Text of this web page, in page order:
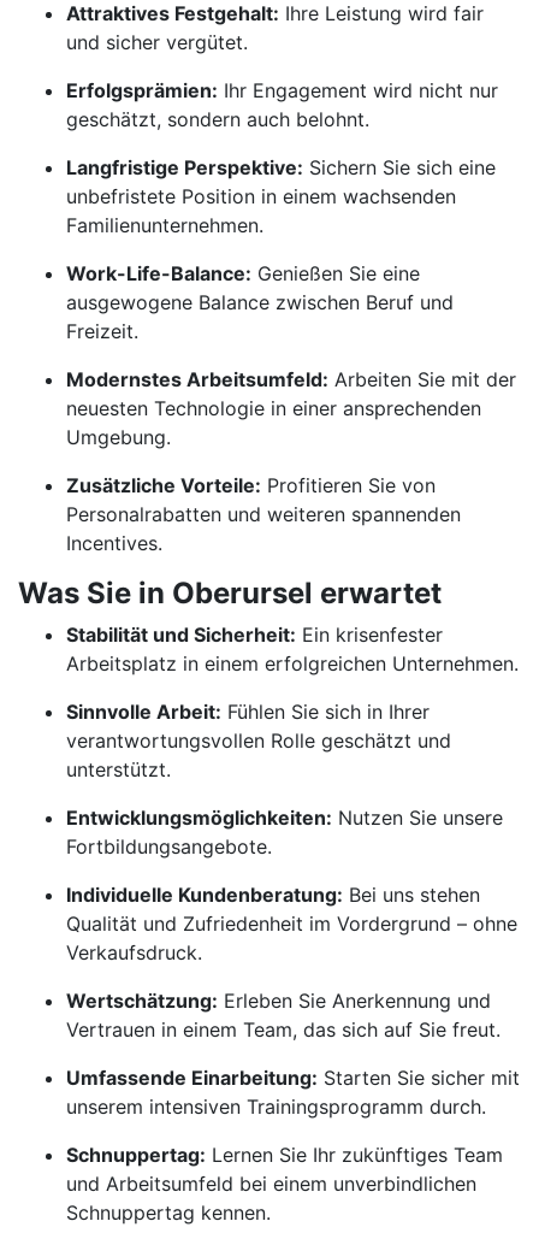
Attraktives Festgehalt: Ihre Leistung wird fair
und sicher vergütet.
Erfolgsprämien: Ihr Engagement wird nicht nur
geschätzt, sondern auch belohnt.
Langfristige Perspektive: Sichern Sie sich eine
unbefristete Position in einem wachsenden
Familienunternehmen.
Work-Life-Balance: Genießen Sie eine
ausgewogene Balance zwischen Beruf und
Freizeit.
Modernstes Arbeitsumfeld: Arbeiten Sie mit der
neuesten Technologie in einer ansprechenden
Umgebung.
Zusätzliche Vorteile: Profitieren Sie von
Personalrabatten und weiteren spannenden
Incentives.
Was Sie in Oberursel erwartet
Stabilität und Sicherheit: Ein krisenfester
Arbeitsplatz in einem erfolgreichen Unternehmen.
Sinnvolle Arbeit: Fühlen Sie sich in Ihrer
verantwortungsvollen Rolle geschätzt und
unterstützt.
Entwicklungsmöglichkeiten: Nutzen Sie unsere
Fortbildungsangebote.
Individuelle Kundenberatung: Bei uns stehen
Qualität und Zufriedenheit im Vordergrund – ohne
Verkaufsdruck.
Wertschätzung: Erleben Sie Anerkennung und
Vertrauen in einem Team, das sich auf Sie freut.
Umfassende Einarbeitung: Starten Sie sicher mit
unserem intensiven Trainingsprogramm durch.
Schnuppertag: Lernen Sie Ihr zukünftiges Team
und Arbeitsumfeld bei einem unverbindlichen
Schnuppertag kennen.